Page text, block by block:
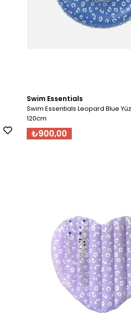
Swim Essentials
Swim Essentials Leopard Blue
120cm
₺900,00